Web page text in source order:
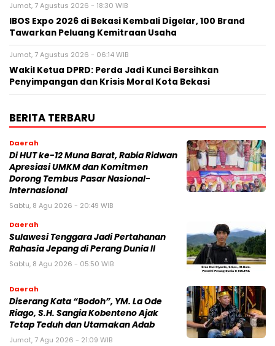
Jumat, 7 Agustus 2026 - 18:30 WIB
IBOS Expo 2026 di Bekasi Kembali Digelar, 100 Brand
Tawarkan Peluang Kemitraan Usaha
Jumat, 7 Agustus 2026 - 06:14 WIB
Wakil Ketua DPRD: Perda Jadi Kunci Bersihkan
Penyimpangan dan Krisis Moral Kota Bekasi
BERITA TERBARU
Daerah
Di HUT ke-12 Muna Barat, Rabia Ridwan
Apresiasi UMKM dan Komitmen
Dorong Tembus Pasar Nasional-
Internasional
Sabtu, 8 Agu 2026 - 20:49 WIB
Daerah
Sulawesi Tenggara Jadi Pertahanan
Rahasia Jepang di Perang Dunia II
Sabtu, 8 Agu 2026 - 05:50 WIB
Daerah
Diserang Kata “Bodoh”, YM. La Ode
Riago, S.H. Sangia Kobenteno Ajak
Tetap Teduh dan Utamakan Adab
Jumat, 7 Agu 2026 - 21:09 WIB